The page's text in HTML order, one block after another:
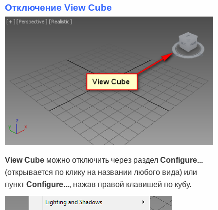
Отключение View Cube
View Cube можно отключить через раздел Configure...
(открывается по клику на названии любого вида) или
пункт Configure..., нажав правой клавишей по кубу.